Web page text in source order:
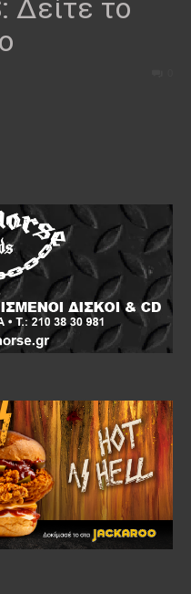
Δείτε το